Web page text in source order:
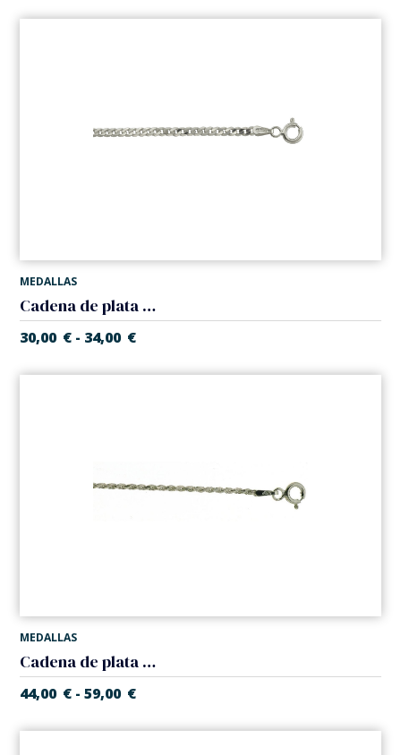
MEDALLAS
Cadena de plata de Ley modelo 'Bisel'. Grosor 1,40 mm
30,00 € - 34,00 €
MEDALLAS
Cadena de plata de Ley modelo 'Cordon'. Grosor 1,30 mm
44,00 € - 59,00 €